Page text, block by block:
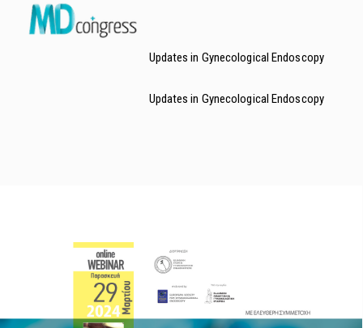
Updates in Gynecological Endoscopy
Updates in Gynecological Endoscopy